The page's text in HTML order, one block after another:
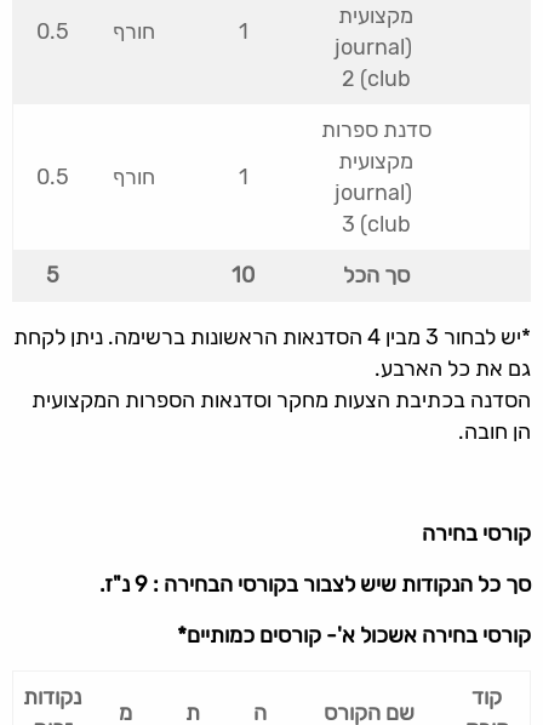
מקצועית
(journal
club) 2
1 חורף 0.5
סדנת ספרות
מקצועית
(journal
club) 3
1 חורף 0.5
סך הכל 10
5
*יש לבחור 3 מבין 4 הסדנאות הראשונות ברשימה. ניתן לקחת
גם את כל הארבע.
הסדנה בכתיבת הצעות מחקר וסדנאות הספרות המקצועית
הן חובה.
קורסי בחירה
סך כל הנקודות שיש לצבור בקורסי הבחירה : 9 נ"ז.
קורסי בחירה אשכול א'- קורסים כמותיים*
קוד
שם הקורס ה ת מ
נקודות